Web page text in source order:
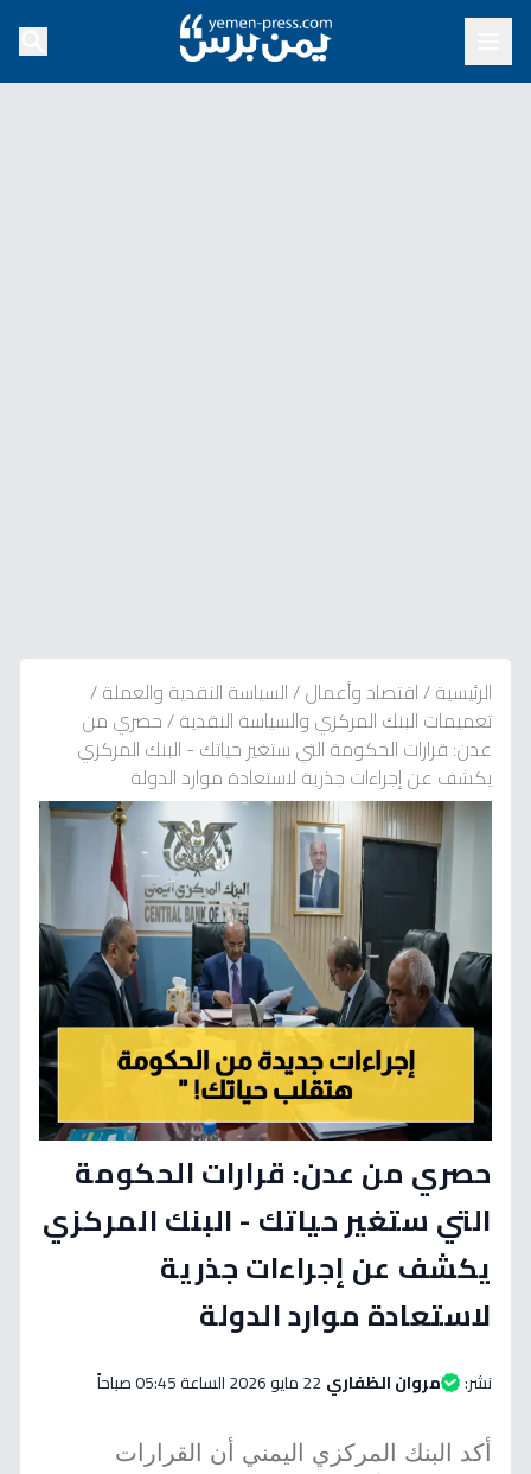
الرئيسية/اقتصاد وأعمال/السياسة النقدية والعملة/
تعميمات البنك المركزي والسياسة النقدية/حصري من
عدن: قرارات الحكومة التي ستغير حياتك - البنك المركزي
يكشف عن إجراءات جذرية لاستعادة موارد الدولة
حصري من عدن: قرارات الحكومة
التي ستغير حياتك - البنك المركزي
يكشف عن إجراءات جذرية
لاستعادة موارد الدولة
نشر: مروان الظفاري22 مايو 2026 الساعة 05:45 صباحاً
أكد البنك المركزي اليمني أن القرارات